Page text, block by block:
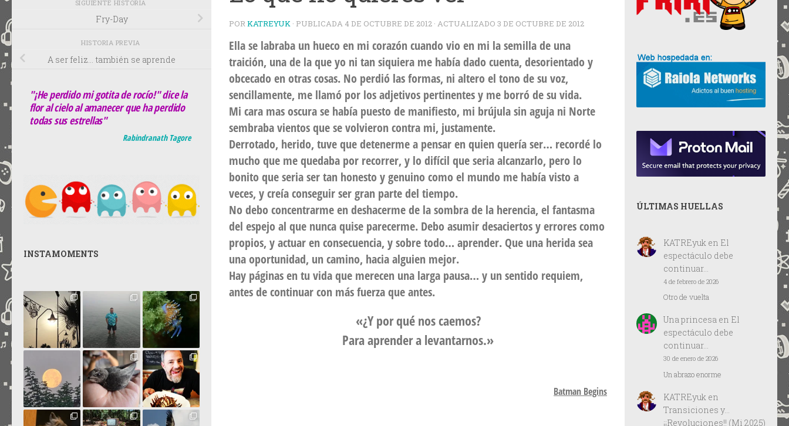
POR KATREYUK · PUBLICADA 4 DE OCTUBRE DE 2012 · ACTUALIZADO 3 DE OCTUBRE DE 2012
Ella se labraba un hueco en mi corazón cuando vio en mi la semilla de una
traición, una de la que yo ni tan siquiera me había dado cuenta, desorientado y
obcecado en otras cosas. No perdió las formas, ni altero el tono de su voz,
sencillamente, me llamó por los adjetivos pertinentes y me borró de su vida.
Mi cara mas oscura se había puesto de manifiesto, mi brújula sin aguja ni Norte
sembraba vientos que se volvieron contra mi, justamente.
Derrotado, herido, tuve que detenerme a pensar en quien quería ser… recordé lo
mucho que me quedaba por recorrer, y lo difícil que seria alcanzarlo, pero lo
bonito que seria ser tan honesto y genuino como el mundo me había visto a
veces, y creía conseguir ser gran parte del tiempo.
No debo concentrarme en deshacerme de la sombra de la herencia, el fantasma
del espejo al que nunca quise parecerme. Debo asumir desaciertos y errores como
propios, y actuar en consecuencia, y sobre todo… aprender. Que una herida sea
una oportunidad, un camino, hacia alguien mejor.
Hay páginas en tu vida que merecen una larga pausa… y un sentido requiem,
antes de continuar con más fuerza que antes.
«¿Y por qué nos caemos?
Para aprender a levantarnos.»
Batman Begins
SIGUIENTE HISTORIA
Fry-Day
HISTORIA PREVIA
A ser feliz… también se aprende
"¡He perdido mi gotita de rocío!" dice la
flor al cielo al amanecer que ha perdido
todas sus estrellas"
Rabindranath Tagore
INSTAMOMENTS
ÚLTIMAS HUELLAS
KATREyuk en El
espectáculo debe
continuar…
4 de febrero de 2026
Otro de vuelta
Una princesaen El
espectáculo debe
continuar…
30 de enero de 2026
Un abrazo enorme
KATREyuken
Transiciones y…
¡¡Revoluciones!! (Mi 2025)